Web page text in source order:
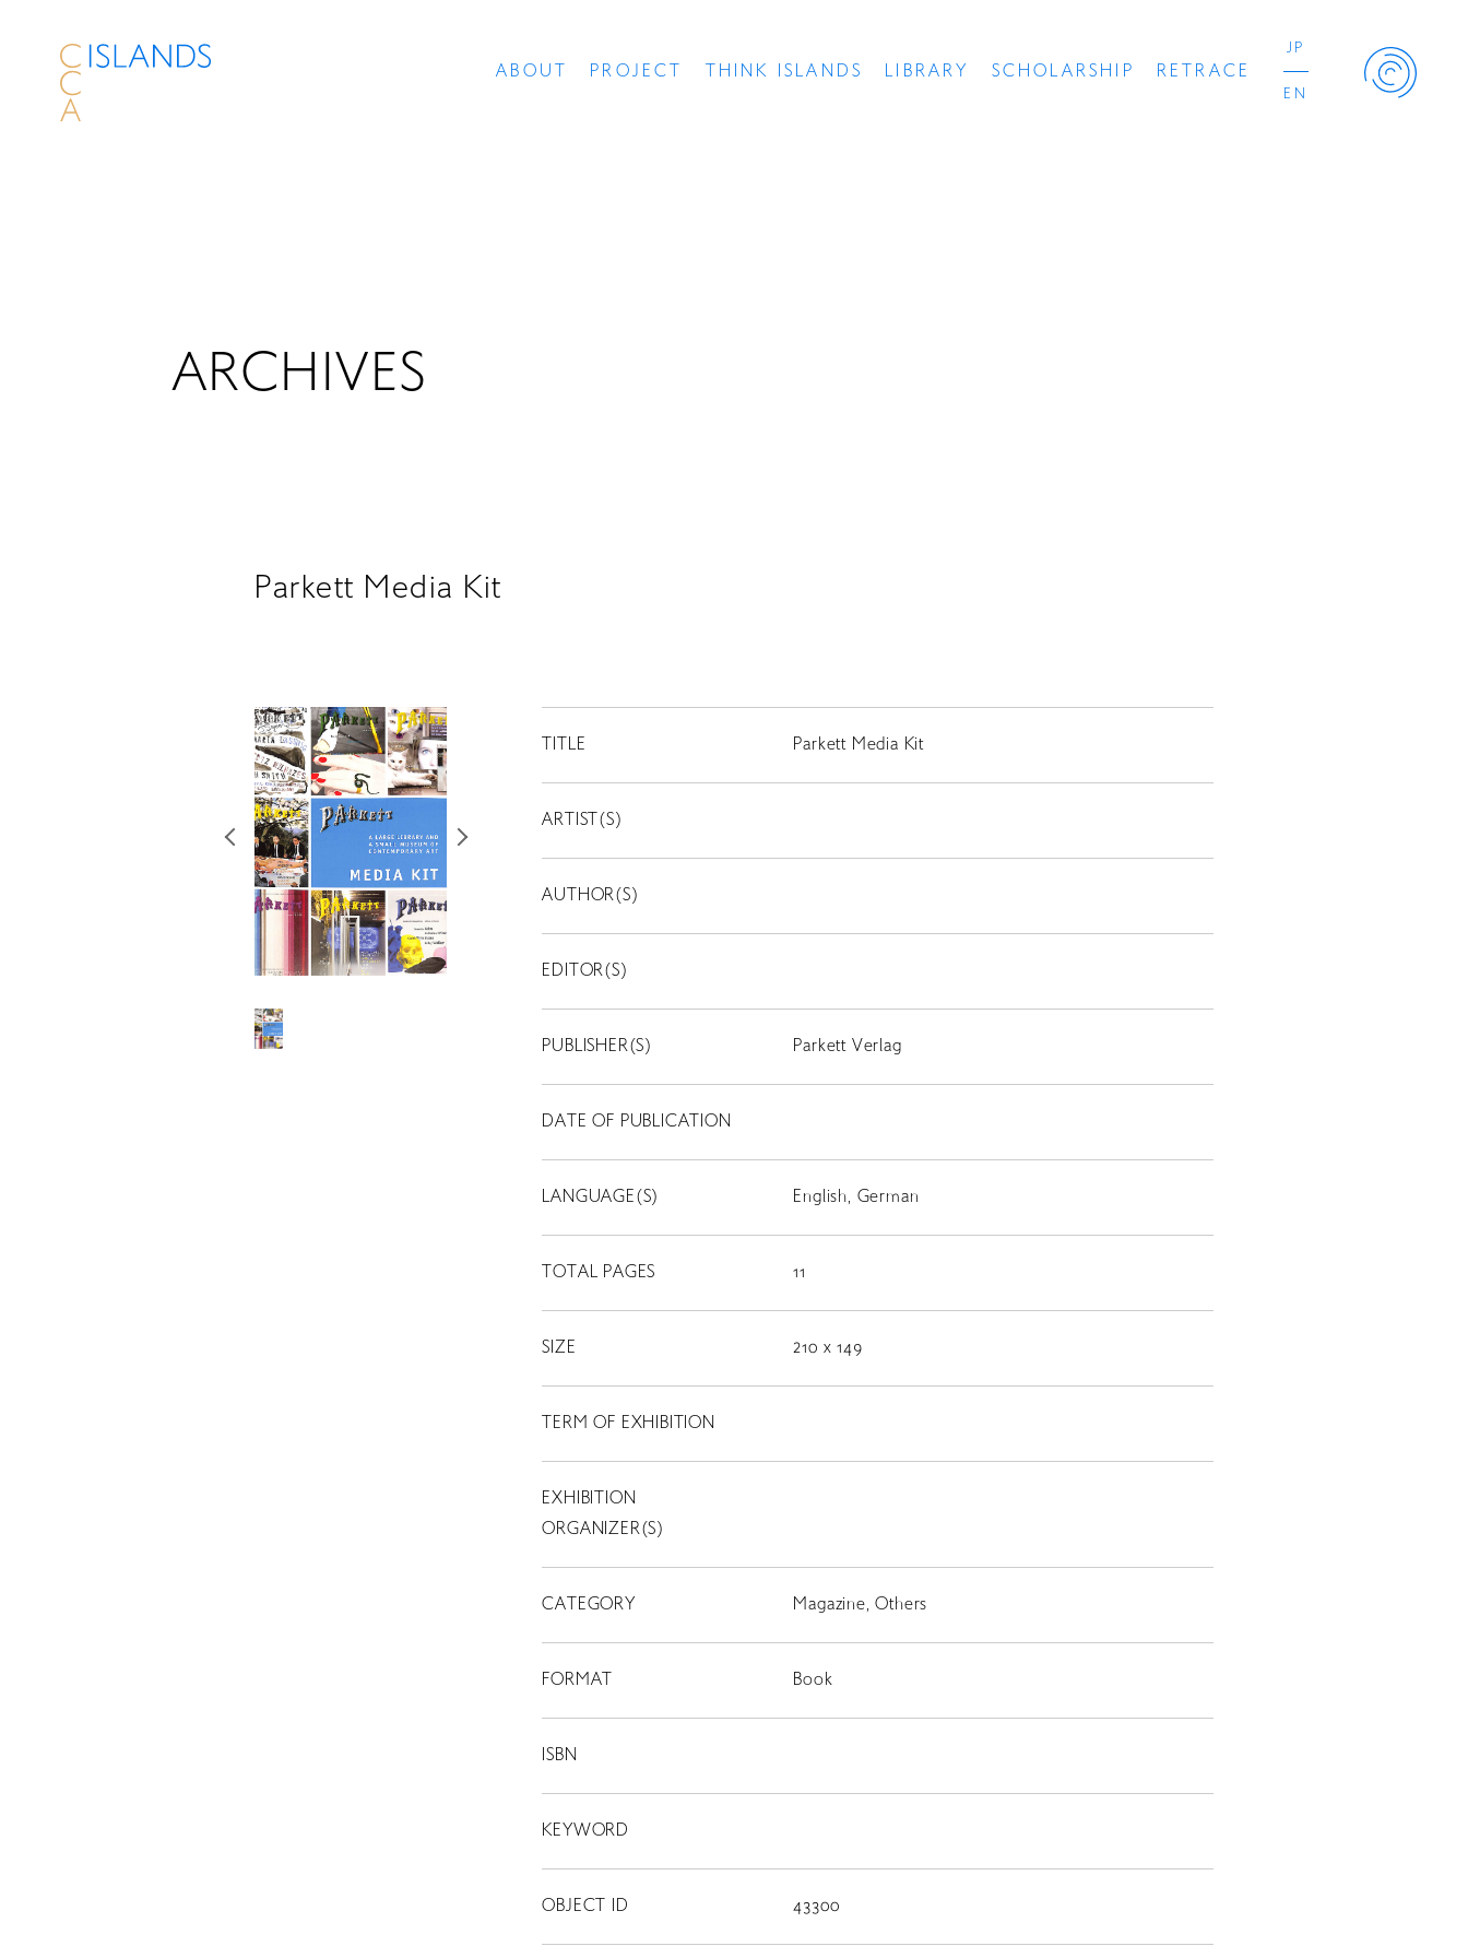
ABOUT PROJECT THINK ISLANDS LIBRARY SCHOLARSHIP RETRACE
JP
EN
THINK ISLANDS
LIBRARY
RETRACE
動画
ARCHIVES
Parkett Media Kit
TITLE Parkett Media Kit
ARTIST(S)
AUTHOR(S)
EDITOR(S)
PUBLISHER(S) Parkett Verlag
DATE OF PUBLICATION
LANGUAGE(S) English, German
TOTAL PAGES 11
SIZE 210 x 149
TERM OF EXHIBITION
EXHIBITION
ORGANIZER(S)
CATEGORY Magazine, Others
FORMAT Book
ISBN
KEYWORD
OBJECT ID 43300